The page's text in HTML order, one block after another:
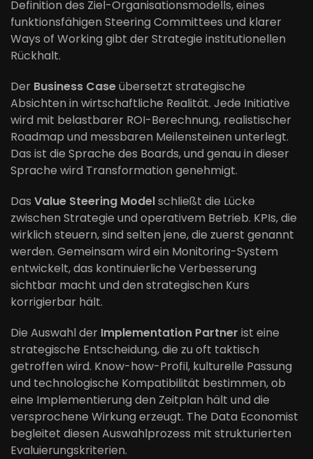
Definition des Ziel-Organisationsmodells, eines
funktionsfähigen Steering Committees und klarer
Ways of Working gibt der Strategie institutionellen
Rückhalt.
Der Business Caseübersetzt strategische
Absichten in wirtschaftliche Realität. Jede Initiative
wird mit belastbarer ROI-Berechnung, realistischer
Roadmap und messbaren Meilensteinen unterlegt.
Das ist die Sprache des Boards, und genau in dieser
Sprache wird Transformation genehmigt.
Das Value Steering Modelschließt die Lücke
zwischen Strategie und operativem Betrieb. KPIs, die
wirklich steuern, sind selten jene, die zuerst genannt
werden. Gemeinsam wird ein Monitoring-System
entwickelt, das kontinuierliche Verbesserung
sichtbar macht und den strategischen Kurs
korrigierbar hält.
Die Auswahl der Implementation Partner ist eine
strategische Entscheidung, die zu oft taktisch
getroffen wird. Know-how-Profil, kulturelle Passung
und technologische Kompatibilität bestimmen, ob
eine Implementierung den Zeitplan hält und die
versprochene Wirkung erzeugt. The Data Economist
begleitet diesen Auswahlprozess mit strukturierten
Evaluierungskriterien.